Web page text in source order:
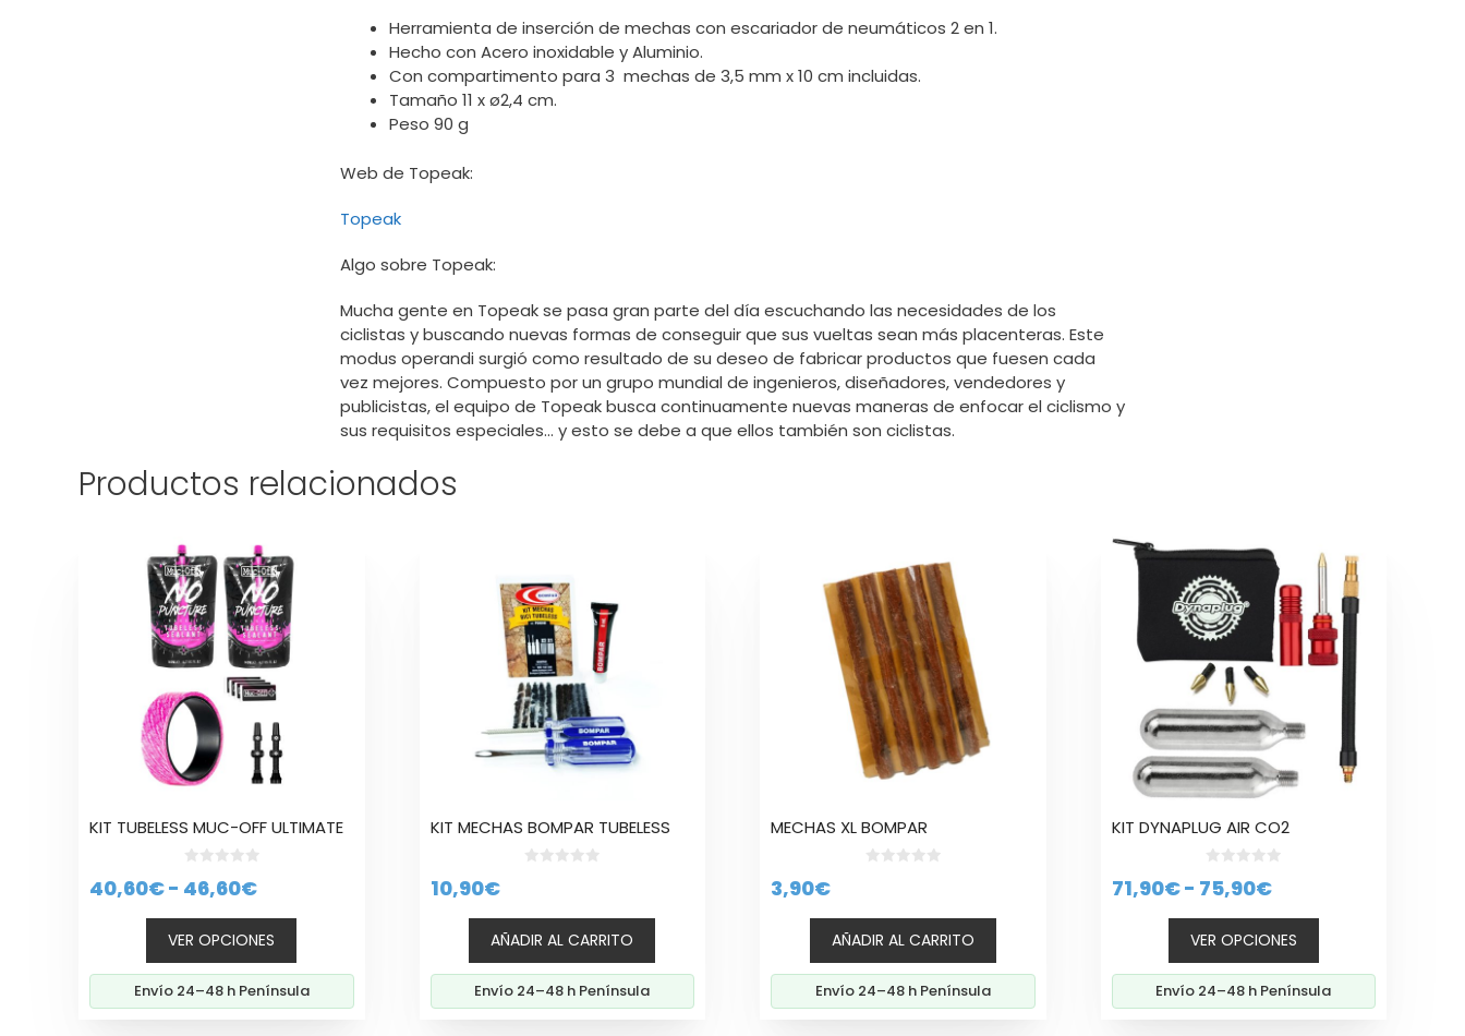
Herramienta de inserción de mechas con escariador de neumáticos 2 en 1.
Hecho con Acero inoxidable y Aluminio.
Con compartimento para 3 mechas de 3,5 mm x 10 cm incluidas.
Tamaño 11 x ø2,4 cm.
Peso 90 g
Web de Topeak:
Topeak
Algo sobre Topeak:
Mucha gente en Topeak se pasa gran parte del día escuchando las necesidades de los
ciclistas y buscando nuevas formas de conseguir que sus vueltas sean más placenteras. Este
modus operandi surgió como resultado de su deseo de fabricar productos que fuesen cada
vez mejores. Compuesto por un grupo mundial de ingenieros, diseñadores, vendedores y
publicistas, el equipo de Topeak busca continuamente nuevas maneras de enfocar el ciclismo y
sus requisitos especiales… y esto se debe a que ellos también son ciclistas.
Productos relacionados
KIT TUBELESS MUC-OFF ULTIMATE
d
40,60€- 46,60€Rango
de
precios:
desde
40,60€
VER OPCIONES
producto
múltiples
variantes.
opciones
pueden
página
producto
Envío 24–48 h Península
KIT MECHAS BOMPAR TUBELESS
10,90€
AÑADIR AL CARRITO
Envío 24–48 h Península
MECHAS XL BOMPAR
3,90€
AÑADIR AL CARRITO
Envío 24–48 h Península
KIT DYNAPLUG AIR CO2
d
71,90€- 75,90€Rango
de
precios:
desde
71,90€
VER OPCIONES
Este
producto
múltiples
variantes.
pueden
elegir
página
producto
Envío 24–48 h Península